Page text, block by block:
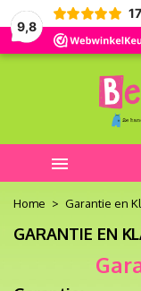
9,8

Home Garantie en
GARANTIE EN